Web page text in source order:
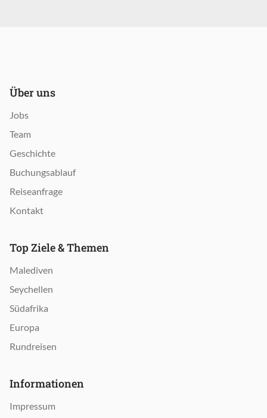
Über uns
Jobs
Team
Geschichte
Buchungsablauf
Reiseanfrage
Kontakt
Top Ziele & Themen
Malediven
Seychellen
Südafrika
Europa
Rundreisen
Informationen
Impressum